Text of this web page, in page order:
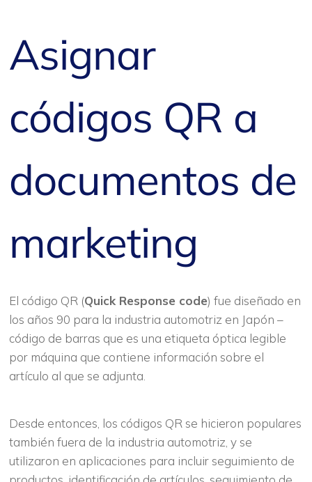
Asignar
códigos QR a
documentos de
marketing
El código QR (Quick Response code) fue diseñado en
los años 90 para la industria automotriz en Japón –
código de barras que es una etiqueta óptica legible
por máquina que contiene información sobre el
artículo al que se adjunta.
Desde entonces, los códigos QR se hicieron populares
también fuera de la industria automotriz, y se
utilizaron en aplicaciones para incluir seguimiento de